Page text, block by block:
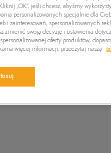
KLAPKI
REKOMENDOWANE
„OK”, jeśli chcesz, abyśmy
personalizowanych specjalnie dla
i zainteresowań, spersonalizowanych
zmienić swoją decyzję i ustawienia
oferty produktów,
więcej informacji, przeczytaj naszą